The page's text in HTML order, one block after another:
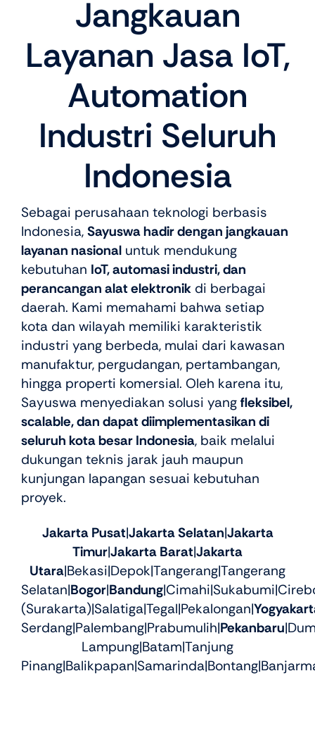
Jangkauan
Layanan Jasa IoT,
Automation
Industri Seluruh
Indonesia
Sebagai perusahaan teknologi berbasis
Indonesia, Sayuswa hadir dengan jangkauan
layanan nasionaluntuk mendukung
kebutuhan IoT, automasi industri, dan
perancangan alat elektronikdi berbagai
daerah. Kami memahami bahwa setiap
kota dan wilayah memiliki karakteristik
industri yang berbeda, mulai dari kawasan
manufaktur, pergudangan, pertambangan,
hingga properti komersial. Oleh karena itu,
Sayuswa menyediakan solusi yang fleksibel,
scalable, dan dapat diimplementasikan di
seluruh kota besar Indonesia, baik melalui
dukungan teknis jarak jauh maupun
kunjungan lapangan sesuai kebutuhan
proyek.
Jakarta Pusat|Jakarta Selatan|Jakarta
Timur|Jakarta Barat|Jakarta
Utara|Bekasi|Depok|Tangerang|Tangerang
Selatan|Bogor|Bandung
(Surakarta)|Salatiga|Tegal|Pekalongan|
Serdang|Palembang|Prabumulih|Pekanbaru
Lampung|Batam|Tanjung